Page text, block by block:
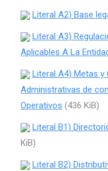
Literal A2) Base
Literal A3)
Aplicables A La
Literal A4) Metas y
Administrativas de
Operativos (436 KiB)
Literal B1)
KiB)
Literal B2)